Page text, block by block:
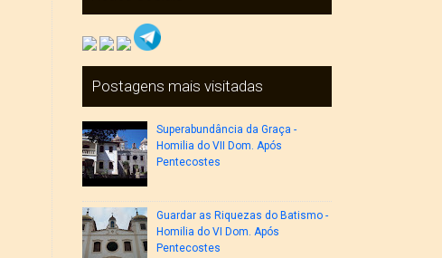
Postagens mais visitadas
Superabundância da Graça -
Homilia do VII Dom. Após
Pentecostes
Guardar as Riquezas do Batismo -
Homilia do VI Dom. Após
Pentecostes